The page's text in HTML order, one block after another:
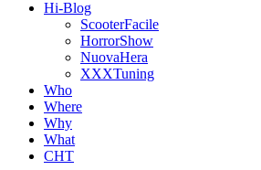
Hi-Blog
ScooterFacile
HorrorShow
NuovaHera
XXXTuning
Who
Where
Why
What
CHT